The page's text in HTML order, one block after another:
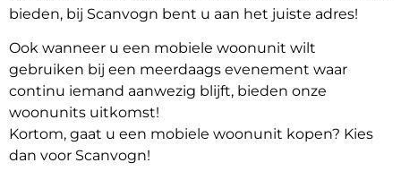
bieden, bij Scanvogn bent u aan het juiste adres!
Ook wanneer u een mobiele woonunit wilt
gebruiken bij een meerdaags evenement waar
continu iemand aanwezig blijft, bieden onze
woonunits uitkomst!
Kortom, gaat u een mobiele woonunit kopen? Kies
dan voor Scanvogn!